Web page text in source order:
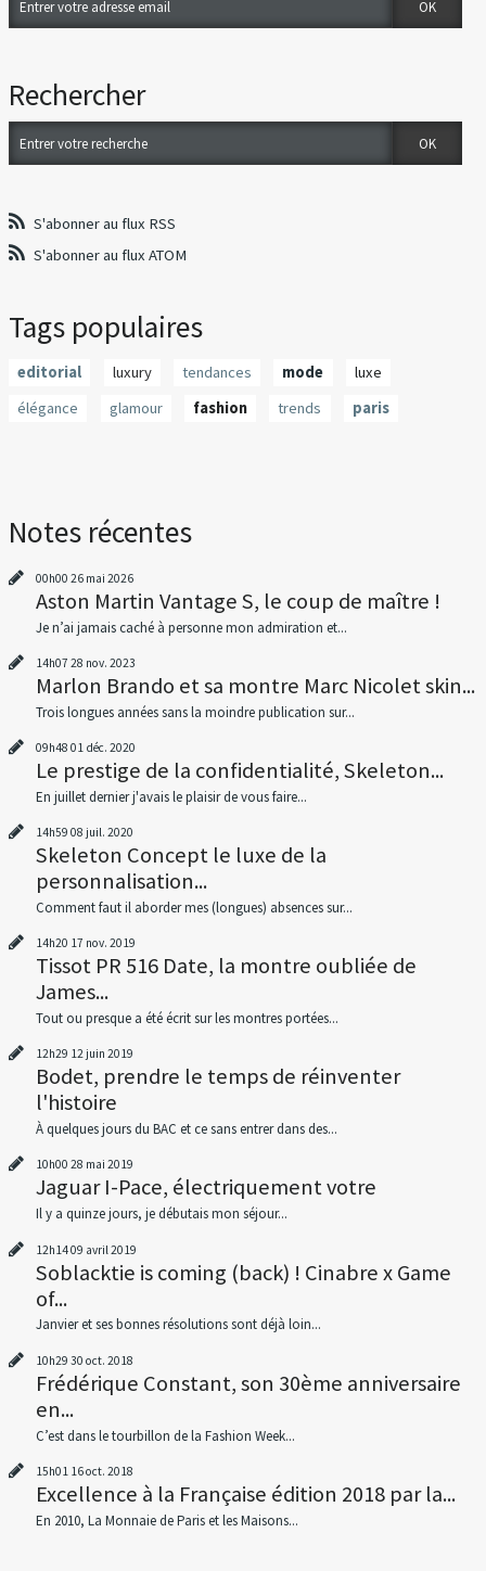
Rechercher
S'abonner au flux RSS
S'abonner au flux ATOM
Tags populaires
editorial luxury tendances mode
luxe
élégance
glamour fashion trends paris
Notes récentes
00h00 26 mai 2026
Aston Martin Vantage S, le coup de maître !
Je n’ai jamais caché à personne mon admiration et...
14h07 28 nov. 2023
Marlon Brando et sa montre Marc Nicolet skin...
Trois longues années sans la moindre publication sur...
09h48 01 déc. 2020
Le prestige de la confidentialité, Skeleton...
En juillet dernier j'avais le plaisir de vous faire...
14h59 08 juil. 2020
Skeleton Concept le luxe de la
personnalisation...
Comment faut il aborder mes (longues) absences sur...
14h20 17 nov. 2019
Tissot PR 516 Date, la montre oubliée de
James...
Tout ou presque a été écrit sur les montres portées...
12h29 12 juin 2019
Bodet, prendre le temps de réinventer
l'histoire
À quelques jours du BAC et ce sans entrer dans des...
10h00 28 mai 2019
Jaguar I-Pace, électriquement votre
Il y a quinze jours, je débutais mon séjour...
12h1409 avril 2019
Soblacktie is coming (back) ! Cinabre x Game
of...
Janvier et ses bonnes résolutions sont déjà loin...
10h29 30 oct. 2018
Frédérique Constant, son 30ème anniversaire
en...
C’est dans le tourbillon de la Fashion Week...
15h01 16oct. 2018
Excellence à la Française édition 2018 par la...
En 2010, La Monnaie de Paris et les Maisons...